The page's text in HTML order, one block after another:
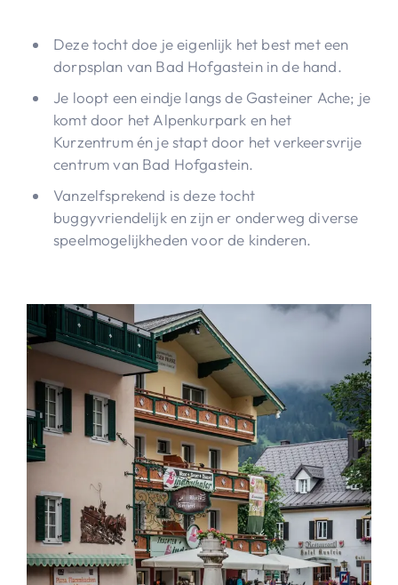
Deze tocht doe je eigenlijk het best met een
dorpsplan van Bad Hofgastein in de hand.
Je loopt een eindje langs de Gasteiner Ache; je
komt door het Alpenkurpark en het
Kurzentrum én je stapt door het verkeersvrije
centrum van Bad Hofgastein.
Vanzelfsprekend is deze tocht
buggyvriendelijk en zijn er onderweg diverse
speelmogelijkheden voor de kinderen.